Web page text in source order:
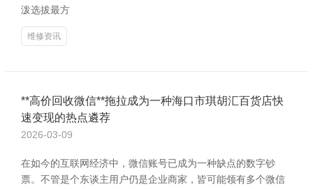
泼选拔最方
维修资讯
**高价回收微信**拖拉成为一种海口市琪胡汇百货店快
速变现的热点遴荐
2026-03-09
在如今的互联网经济中，微信账号已成为一种缺点的数字钞
票。不管是个东谈主用户仍是企业商家，皆可能领有多个微信